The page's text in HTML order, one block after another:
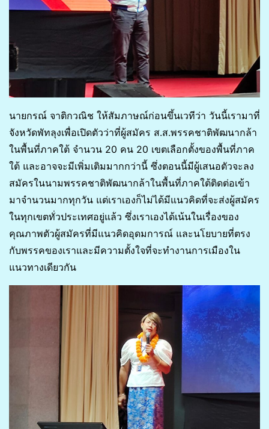
นายกรณ์ จาติกวณิช ให้สัมภาษณ์ก่อนขึ้นเวทีว่า วันนี้เรามาที่
จังหวัดพัทลุงเพื่อเปิดตัวว่าที่ผู้สมัคร ส.ส.พรรคชาติพัฒนากล้า
ในพื้นที่ภาคใต้ จำนวน 20 คน 20 เขตเลือกตั้งของพื้นที่ภาค
ใต้ และอาจจะมีเพิ่มเติมมากกว่านี้ ซึ่งตอนนี้มีผู้เสนอตัวจะลง
สมัครในนามพรรคชาติพัฒนากล้าในพื้นที่ภาคใต้ติดต่อเข้า
มาจำนวนมากทุกวัน แต่เราเองก็ไม่ได้มีแนวคิดที่จะส่งผู้สมัคร
ในทุกเขตทั่วประเทศอยู่แล้ว ซึ่งเราเองได้เน้นในเรื่องของ
คุณภาพตัวผู้สมัครที่มีแนวคิดอุดมการณ์ และนโยบายที่ตรง
กับพรรคของเราและมีความตั้งใจที่จะทำงานการเมืองใน
แนวทางเดียวกัน